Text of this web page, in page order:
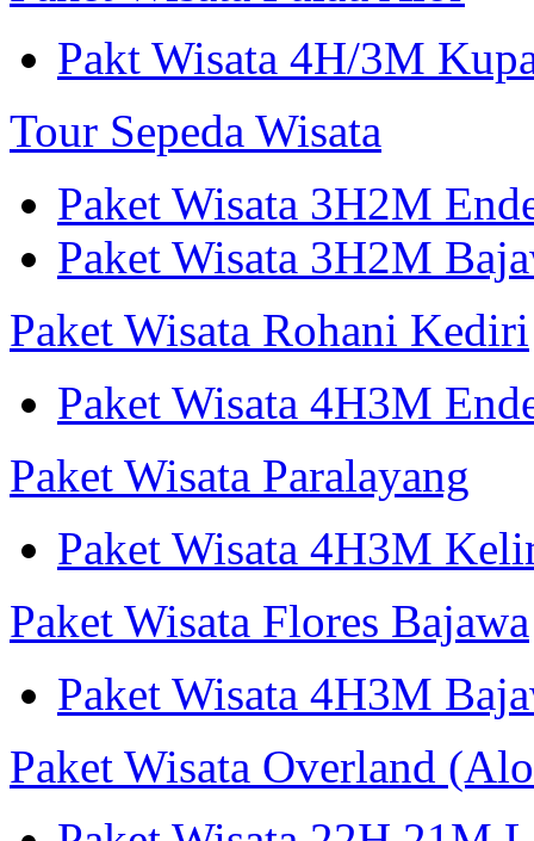
Pakt Wisata 4H/3M
Tour Sepeda Wisata
Paket Wisata 3H2M
Paket Wisata 3H2M
Paket Wisata Rohani Kediri
Paket Wisata 4H3M
Paket Wisata Paralayang
Paket Wisata 4H3M
Paket Wisata Flores Bajawa
Paket Wisata 4H3M
Paket Wisata Overland